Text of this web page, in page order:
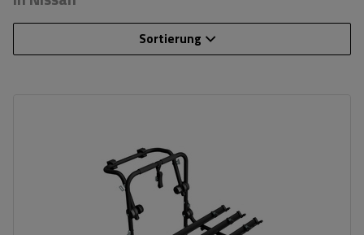
Sortierung
universelles Montagesystem
kompatibel mit allen Karosseriearten